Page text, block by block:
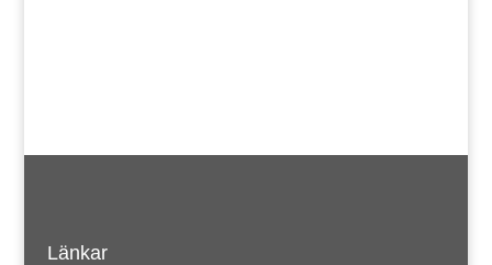
Länkar